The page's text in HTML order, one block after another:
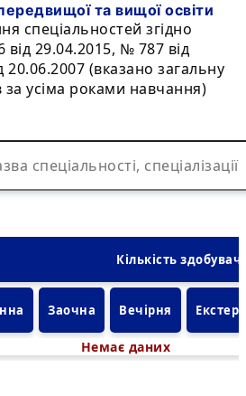
та вищої освіти
спеціальностей згідно
29.04.2015, № 787 від
(вказано загальну
за усіма роками навчання)
Кількість
Заочна Вечірня
Немає даних